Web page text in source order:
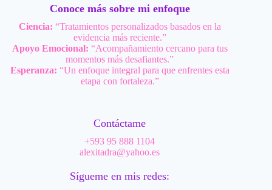
Conoce más sobre mi enfoque
Ciencia: “Tratamientos personalizados basados en la
evidencia más reciente.”
Apoyo Emocional: “Acompañamiento cercano para tus
momentos más desafiantes.”
Esperanza: “Un enfoque integral para que enfrentes esta
etapa con fortaleza.”
Contáctame
+593 95 888 1104
alexitadra@yahoo.es
Sígueme en mis redes: